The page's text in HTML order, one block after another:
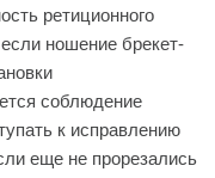
ретиционного
ношение брекет-
соблюдение
к исправлению
еще не прорезались